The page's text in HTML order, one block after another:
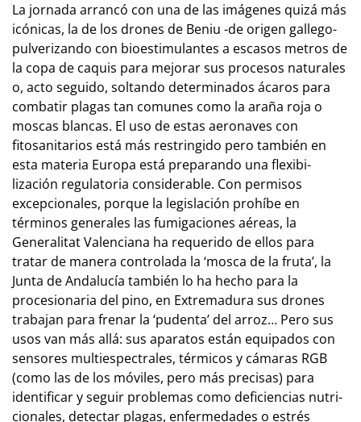
La jornada arrancó con una de las imá­ge­nes quizá más
icónicas, la de los drones de Beniu -de origen gallego-
pul­ve­ri­zan­­do con bioestimulantes a escasos metros de
la copa de caquis para mejorar sus procesos naturales
o, acto seguido, soltando determinados ácaros para
combatir plagas tan comunes co­mo la araña roja o
moscas blancas. El uso de es­tas ae­ro­na­ves con
fitosanitarios está más restringido pero también en
esta materia Europa está pre­parando una fle­­xi­bi­­
lización regulatoria considerable. Con permisos
excepcionales, porque la legislación prohíbe en
términos ge­ne­ra­les las fu­migaciones aé­reas, la
Generalitat Valenciana ha requerido de ellos para
tratar de manera con­trolada la ‘mosca de la fruta’, la
Junta de Andalucía también lo ha hecho pa­ra la
procesionaria del pino, en Extremadura sus drones
trabajan para frenar la ‘pudenta’ del arroz… Pero sus
usos van más allá: sus aparatos están equipados con
sensores multies­pec­trales, térmicos y cámaras RGB
(como las de los móviles, pero más precisas) para
identificar y seguir problemas como de­ficiencias nu­­tri­
cionales, detectar plagas, enfermedades o estrés